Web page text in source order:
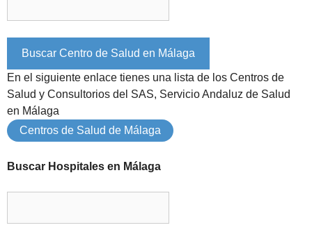
En el siguiente enlace tienes una lista de los Centros de
Salud y Consultorios del SAS, Servicio Andaluz de Salud
en Málaga
Centros de Salud de Málaga
Buscar Hospitales en Málaga